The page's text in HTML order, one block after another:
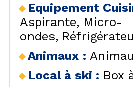
Equipement
Aspirante
Micro-
ondes
Animaux :
Local à ski : Box